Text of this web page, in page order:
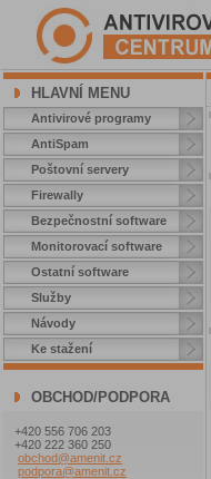
HLAVNÍ MENU
Antivirové programy
AntiSpam
Poštovní servery
Firewally
Bezpečnostní software
Monitorovací software
Ostatní software
Služby
Návody
Ke stažení
OBCHOD/PODPORA
+420 556 706 203
+420 222 360 250
obchod@amenit.cz
podpora@amenit.cz